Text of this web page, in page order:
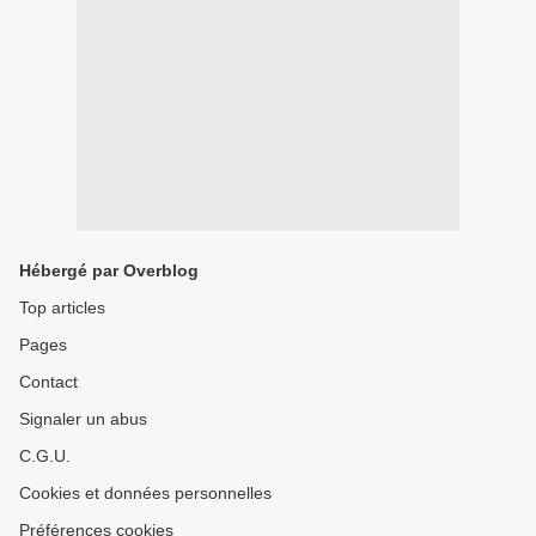
Hébergé par Overblog
Top articles
Pages
Contact
Signaler un abus
C.G.U.
Cookies et données personnelles
Préférences cookies